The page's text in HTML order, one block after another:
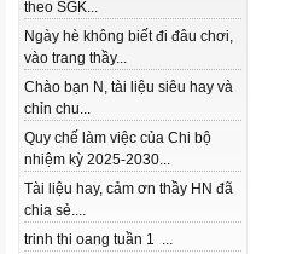
theo SGK...
Ngày hè không biết đi đâu chơi,
vào trang thầy...
Chào bạn N, tài liệu siêu hay và
chỉn chu...
Quy chế làm việc của Chi bộ
nhiệm kỳ 2025-2030...
Tài liệu hay, cảm ơn thầy HN đã
chia sẻ....
trinh thi oang tuần 1 ...